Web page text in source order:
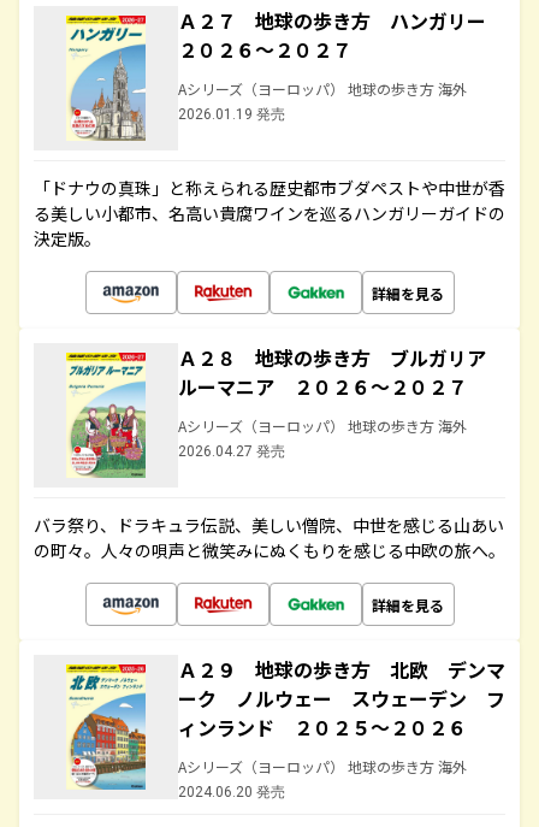
Ａ２７ 地球の歩き方 ハンガリー
２０２６～２０２７
Aシリーズ（ヨーロッパ） 地球の歩き方 海外
2026.01.19 発売
「ドナウの真珠」と称えられる歴史都市ブダペストや中世が香
る美しい小都市、名高い貴腐ワインを巡るハンガリーガイドの
決定版。
詳細を見る
Ａ２８ 地球の歩き方 ブルガリア
ルーマニア ２０２６～２０２７
Aシリーズ（ヨーロッパ） 地球の歩き方 海外
2026.04.27 発売
バラ祭り、ドラキュラ伝説、美しい僧院、中世を感じる山あい
の町々。人々の唄声と微笑みにぬくもりを感じる中欧の旅へ。
詳細を見る
Ａ２９ 地球の歩き方 北欧 デンマ
ーク ノルウェー スウェーデン フ
ィンランド ２０２５～２０２６
Aシリーズ（ヨーロッパ） 地球の歩き方 海外
2024.06.20 発売